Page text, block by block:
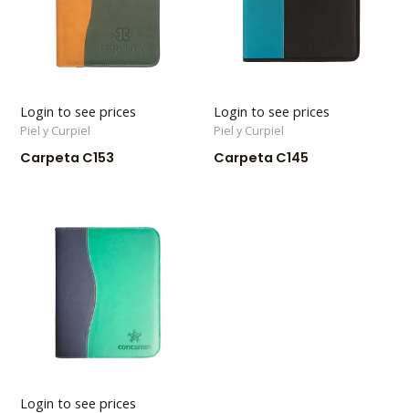
Login to see prices
Piel y Curpiel
Carpeta C153
Login to see prices
Piel y Curpiel
Carpeta C145
Login to see prices